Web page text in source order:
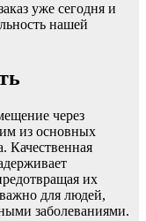
уже сегодня и
нашей
через
из основных
Качественная
их
для людей,
заболеваниями.